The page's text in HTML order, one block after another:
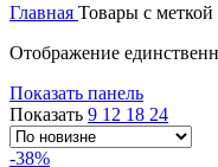
Главная Товары с меткой
Отображение
Показать панель
Показать 9 12 18 24
-38%